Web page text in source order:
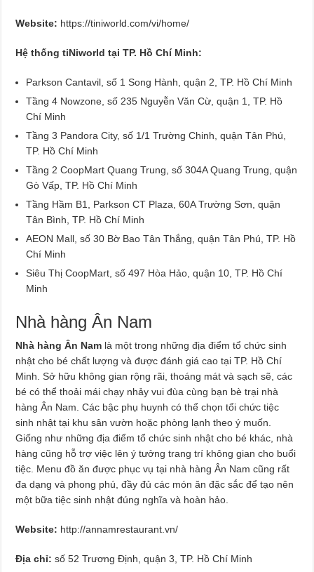
Website: https://tiniworld.com/vi/home/
Hệ thống tiNiworld tại TP. Hồ Chí Minh:
Parkson Cantavil, số 1 Song Hành, quận 2, TP. Hồ Chí Minh
Tầng 4 Nowzone, số 235 Nguyễn Văn Cừ, quận 1, TP. Hồ
Chí Minh
Tầng 3 Pandora City, số 1/1 Trường Chinh, quận Tân Phú,
TP. Hồ Chí Minh
Tầng 2 CoopMart Quang Trung, số 304A Quang Trung, quận
Gò Vấp, TP. Hồ Chí Minh
Tầng Hầm B1, Parkson CT Plaza, 60A Trường Sơn, quận
Tân Bình, TP. Hồ Chí Minh
AEON Mall, số 30 Bờ Bao Tân Thắng, quận Tân Phú, TP. Hồ
Chí Minh
Siêu Thị CoopMart, số 497 Hòa Hảo, quận 10, TP. Hồ Chí
Minh
Nhà hàng Ân Nam
Nhà hàng Ân Nam là một trong những địa điểm tổ chức sinh
nhật cho bé chất lượng và được đánh giá cao tại TP. Hồ Chí
Minh. Sở hữu không gian rộng rãi, thoáng mát và sạch sẽ, các
bé có thể thoải mái chạy nhảy vui đùa cùng bạn bè trại nhà
hàng Ân Nam. Các bậc phụ huynh có thể chọn tổi chức tiệc
sinh nhật tại khu sân vườn hoặc phòng lạnh theo ý muốn.
Giống như những địa điểm tổ chức sinh nhật cho bé khác, nhà
hàng cũng hỗ trợ việc lên ý tưởng trang trí không gian cho buổi
tiệc. Menu đồ ăn được phục vụ tại nhà hàng Ân Nam cũng rất
đa dạng và phong phú, đầy đủ các món ăn đặc sắc để tạo nên
một bữa tiệc sinh nhật đúng nghĩa và hoàn hảo.
Website: http://annamrestaurant.vn/
Địa chỉ:số 52 Trương Định, quận 3, TP. Hồ Chí Minh